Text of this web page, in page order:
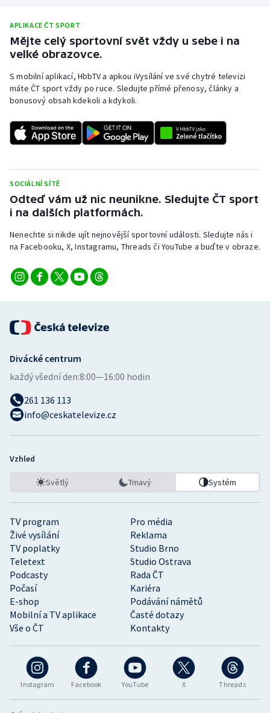
Volejbal
Ostatní
APLIKACE ČT SPORT
Mějte celý sportovní svět vždy u sebe i na
velké obrazovce.
S mobilní aplikací, HbbTV a apkou iVysílání ve své chytré televizi
máte ČT sport vždy po ruce. Sledujte přímé přenosy, články a
bonusový obsah kdekoli a kdykoli.
SOCIÁLNÍ SÍTĚ
Odteď vám už nic neunikne. Sledujte ČT sport
i na dalších platformách.
Nenechte si nikde ujít nejnovější sportovní události. Sledujte nás i
na Facebooku, X, Instagramu, Threads či YouTube a buďte v obraze.
Instagram Facebook YouTube X Threads
TV program
Pro média
Živé vysílání
Reklama
TV poplatky
Studio Brno
Teletext
Studio Ostrava
Podcasty
Rada ČT
Počasí
Kariéra
E-shop
Podávání námětů
Mobilní a TV aplikace
Časté dotazy
Vše o ČT
Kontakty
Divácké centrum
každý všední den:8:00—16:00 hodin
261 136 113
info@ceskatelevize.cz
Vzhled
Světlý Tmavý Systém